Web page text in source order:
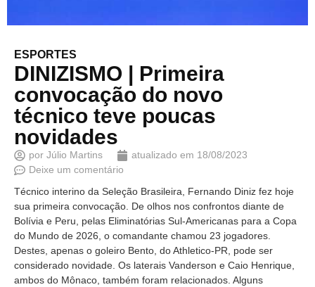
ESPORTES
DINIZISMO | Primeira
convocação do novo
técnico teve poucas
novidades
por Júlio Martins atualizado em 18/08/2023
Deixe um comentário
Técnico interino da Seleção Brasileira, Fernando Diniz fez hoje
sua primeira convocação. De olhos nos confrontos diante de
Bolívia e Peru, pelas Eliminatórias Sul-Americanas para a Copa
do Mundo de 2026, o comandante chamou 23 jogadores.
Destes, apenas o goleiro Bento, do Athletico-PR, pode ser
considerado novidade. Os laterais Vanderson e Caio Henrique,
ambos do Mônaco, também foram relacionados. Alguns